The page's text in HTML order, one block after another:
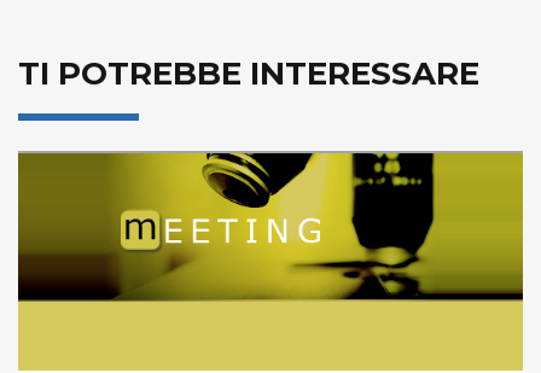
TI POTREBBE INTERESSARE